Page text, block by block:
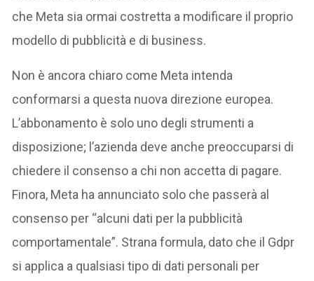
che Meta sia ormai costretta a modificare il proprio
modello di pubblicità e di business.
Non è ancora chiaro come Meta intenda
conformarsi a questa nuova direzione europea.
L’abbonamento è solo uno degli strumenti a
disposizione; l’azienda deve anche preoccuparsi di
chiedere il consenso a chi non accetta di pagare.
Finora, Meta ha annunciato solo che passerà al
consenso per “alcuni dati per la pubblicità
comportamentale”. Strana formula, dato che il Gdpr
si applica a qualsiasi tipo di dati personali per